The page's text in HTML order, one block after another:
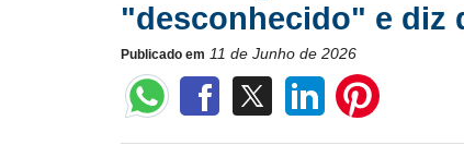
"desconhecido" e diz
Publicado em 11 de Junho de 2026